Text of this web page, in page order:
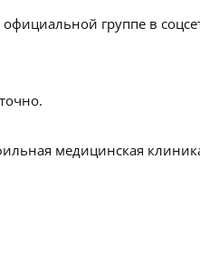
группе в
медицинская